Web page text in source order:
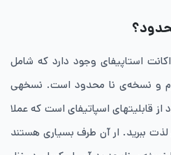
نسخه از اکانت استاپیفای وجود دارد که شامل
و نسخه‌ی نا محدود است. نسخهی
قابلیتهای اسپاتیفای است که عملا
لذت ببرید. ار آن طرف بسیاری هستند